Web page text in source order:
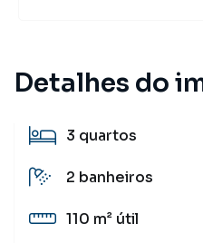
Detalhes do
3 quartos
2 banheiros
110 m² útil